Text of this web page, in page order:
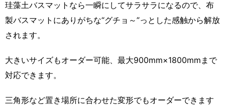
珪藻土バスマットなら一瞬にしてサラサラになるので、布
製バスマットにありがちな“グチョ～”っとした感触から解放
されます。
大きいサイズもオーダー可能、最大900mm×1800mmまで
対応できます。
三角形など置き場所に合わせた変形でもオーダーできます